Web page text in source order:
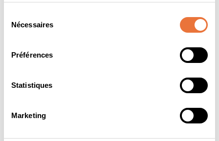
Nécessaires
Préférences
Statistiques
Marketing
Forum de recrutement virtuel
Découvrir l'événement